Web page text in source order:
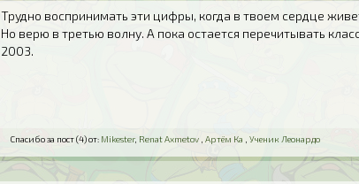
Трудно воспринимать эти цифры, когда в твоем сердце
Но верю в третью волну. А пока остается перечитывать
2003.
Спасибо за пост (4) от: Mikester, Renat Axmetov ,Артём Ка ,Ученик Леонардо